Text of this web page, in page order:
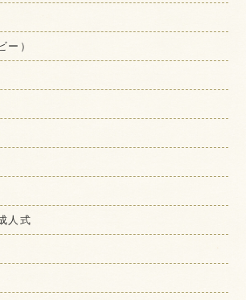
ー）
人式